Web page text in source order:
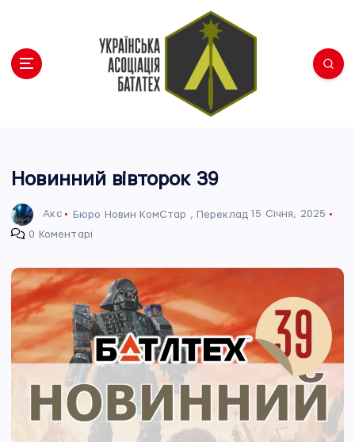
Новинний вівторок 39
Акс Бюро Новин КомСтар , Переклад 15 Січня, 2025
0 Коментарі